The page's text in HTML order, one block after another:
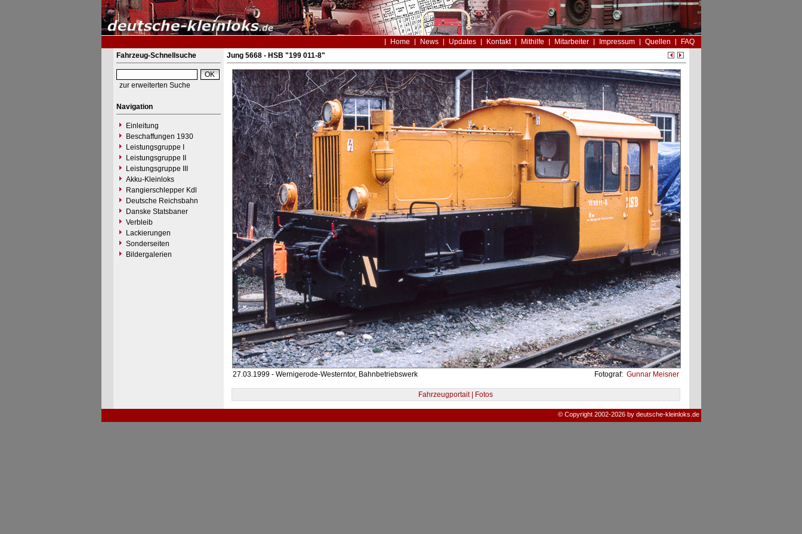
Home News Updates Kontakt Mithilfe Mitarbeiter Impressum Quellen
FAQ
Fahrzeug-Schnellsuche
zur erweiterten Suche
Navigation
Einleitung
Beschaffungen 1930
Leistungsgruppe I
Leistungsgruppe II
Leistungsgruppe III
Akku-Kleinloks
Rangierschlepper Kdl
Deutsche Reichsbahn
Danske Statsbaner
Verbleib
Lackierungen
Sonderseiten
Bildergalerien
Jung 5668 - HSB "199 011-8"
27.03.1999 - Wernigerode-Westerntor, Bahnbetriebswerk Fotograf: Gunnar Meisner
Fahrzeugportait | Fotos
© Copyright 2002-2026 by deutsche-kleinloks.de